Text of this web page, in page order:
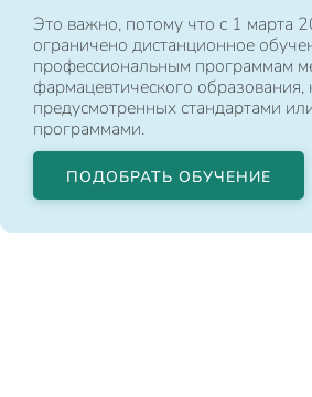
Это важно, потому что с 1 марта
ограничено дистанционное
профессиональным программам
фармацевтического образования,
предусмотренных стандартами
программами.
ПОДОБРАТЬ ОБУЧЕНИЕ